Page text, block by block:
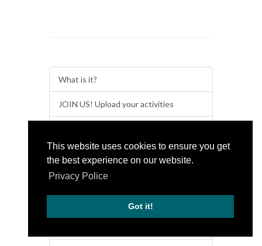
This website uses cookies to ensure you get
the best experience on our website.
Privacy Police
Got it!
What is it?
JOIN US! Upload your activities
Activities 2024